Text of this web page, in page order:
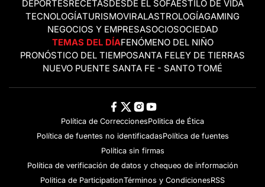
DEPORTESRECETASDESDE EL SOFÁESTILO DE VIDA
TECNOLOGÍATURISMOVIRALASTROLOGÍAGAMING
NEGOCIOS Y EMPRESASOCIOSOCIEDAD
TEMAS DEL DÍAFENÓMENO DEL NIÑO
PRONÓSTICO DEL TIEMPOSANTA FELEY DE TIERRAS
NUEVO PUENTE SANTA FE - SANTO TOMÉ
Política de CorreccionesPolitica de Ética
Política de fuentes no identificadasPolítica de fuentes
Política sin firmas
Política de verificación de datos y chequeo de información
Politica de ParticipationTérminos y CondicionesRSS